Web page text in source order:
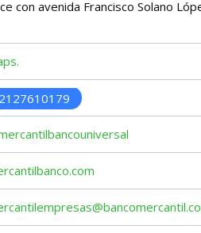
con avenida Francisco Solano
2127610179